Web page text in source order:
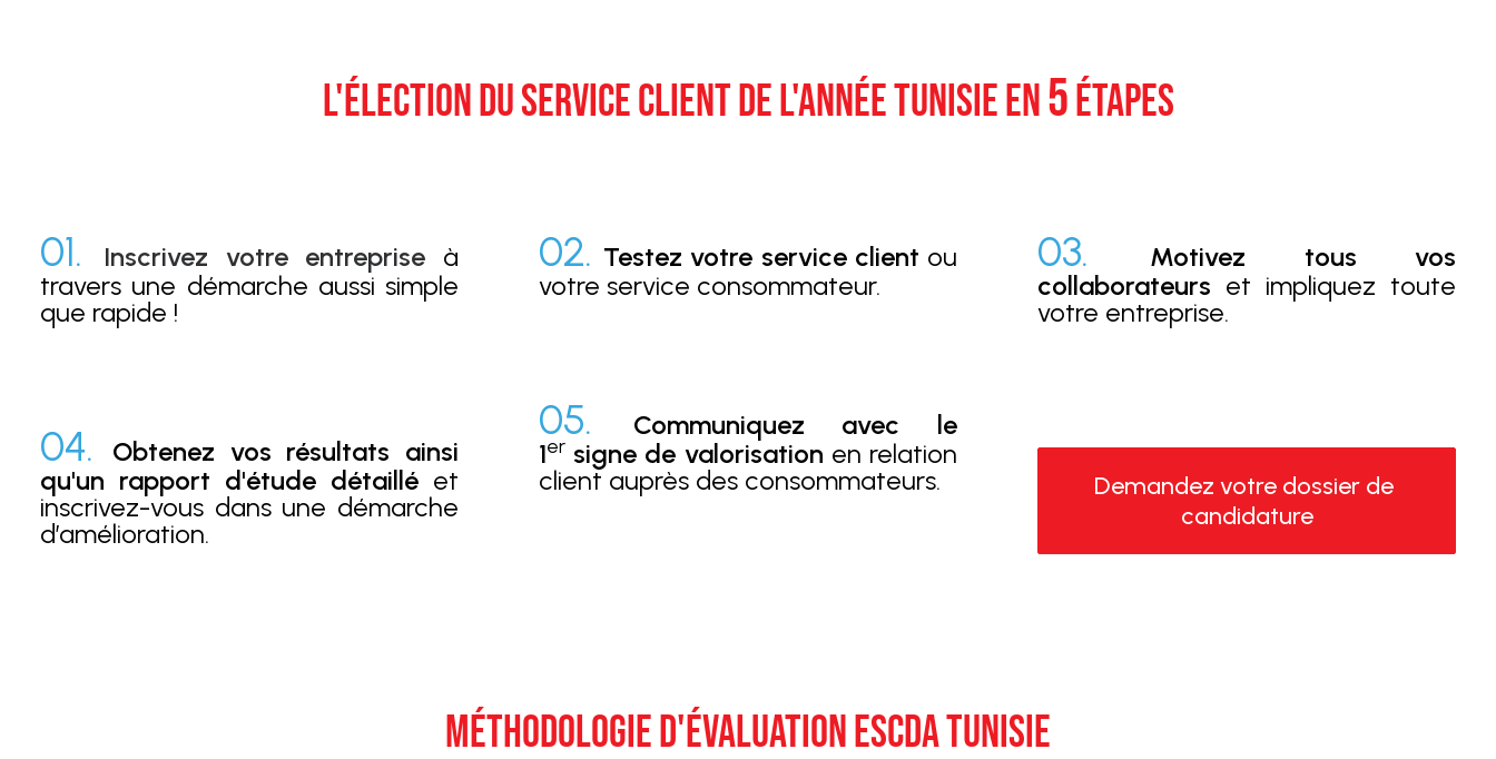
L'ÉLECTION DU SERVICE CLIENT DE L'ANNÉE TUNISIE EN5ÉTAPES
01. Inscrivez votre entreprise à
travers une démarche aussi simple
que rapide !
04.
Obtenez vos résultats ainsi
qu'un rapport d'étude détaillé et
inscrivez-vous dans une démarche
d’amélioration.
02. Testez votre service client ou
votre service consommateur.
05.
Communiquez avec le
1er signe de valorisation en relation
client auprès des consommateurs.
03.
Motivez tous vos
collaborateurs et impliquez toute
votre entreprise.
Demandez votre dossier de
candidature
MÉTHODOLOGIE D'ÉVALUATION ESCDA TUNISIE